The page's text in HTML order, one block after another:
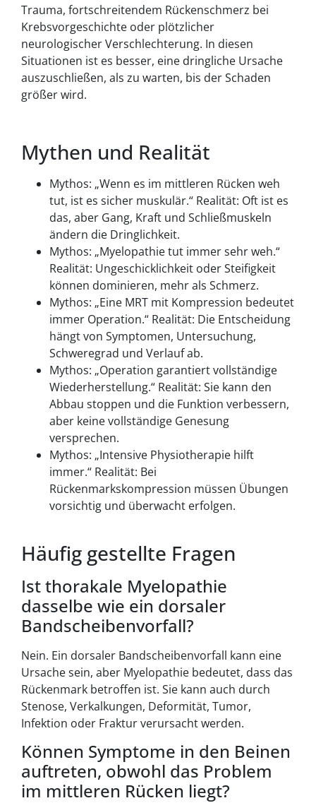
Trauma, fortschreitendem Rückenschmerz bei
Krebsvorgeschichte oder plötzlicher
neurologischer Verschlechterung. In diesen
Situationen ist es besser, eine dringliche Ursache
auszuschließen, als zu warten, bis der Schaden
größer wird.
Mythen und Realität
Mythos: „Wenn es im mittleren Rücken weh
tut, ist es sicher muskulär.“ Realität: Oft ist es
das, aber Gang, Kraft und Schließmuskeln
ändern die Dringlichkeit.
Mythos: „Myelopathie tut immer sehr weh.“
Realität: Ungeschicklichkeit oder Steifigkeit
können dominieren, mehr als Schmerz.
Mythos: „Eine MRT mit Kompression bedeutet
immer Operation.“ Realität: Die Entscheidung
hängt von Symptomen, Untersuchung,
Schweregrad und Verlauf ab.
Mythos: „Operation garantiert vollständige
Wiederherstellung.“ Realität: Sie kann den
Abbau stoppen und die Funktion verbessern,
aber keine vollständige Genesung
versprechen.
Mythos: „Intensive Physiotherapie hilft
immer.“ Realität: Bei
Rückenmarkskompression müssen Übungen
vorsichtig und überwacht erfolgen.
Häufig gestellte Fragen
Ist thorakale Myelopathie
dasselbe wie ein dorsaler
Bandscheibenvorfall?
Nein. Ein dorsaler Bandscheibenvorfall kann eine
Ursache sein, aber Myelopathie bedeutet, dass das
Rückenmark betroffen ist. Sie kann auch durch
Stenose, Verkalkungen, Deformität, Tumor,
Infektion oder Fraktur verursacht werden.
Können Symptome in den Beinen
auftreten, obwohl das Problem
im mittleren Rücken liegt?